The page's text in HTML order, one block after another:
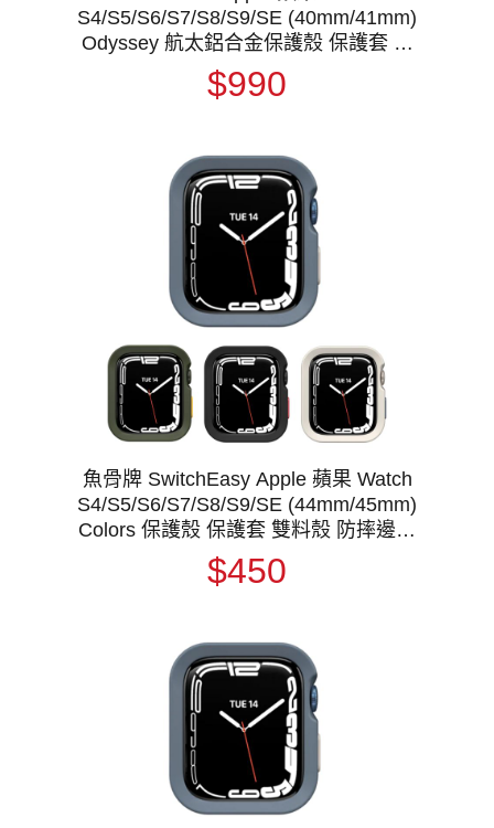
S4/S5/S6/S7/S8/S9/SE (40mm/41mm)
Odyssey 航太鋁合金保護殼 保護套 軍
規防摔殼 金屬邊框 防摔邊框 防撞邊框
$990
魚骨牌 SwitchEasy Apple 蘋果 Watch
S4/S5/S6/S7/S8/S9/SE (44mm/45mm)
Colors 保護殼 保護套 雙料殼 防摔邊框
防撞邊框
$450